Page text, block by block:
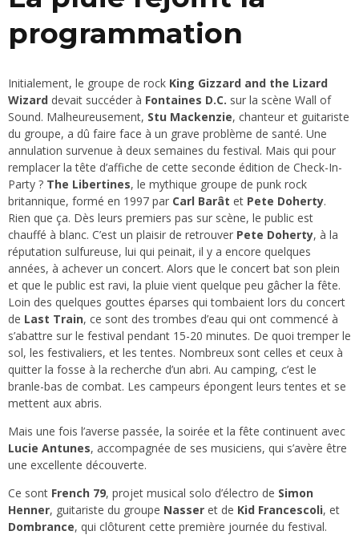
programmation
Initialement, le groupe de rock King Gizzard and the Lizard
Wizard devait succéder à Fontaines D.C. sur la scène Wall of
Sound. Malheureusement, Stu Mackenzie, chanteur et guitariste
du groupe, a dû faire face à un grave problème de santé. Une
annulation survenue à deux semaines du festival. Mais qui pour
remplacer la tête d’affiche de cette seconde édition de Check-In-
Party ? The Libertines, le mythique groupe de punk rock
britannique, formé en 1997 par Carl Barât et Pete Doherty.
Rien que ça. Dès leurs premiers pas sur scène, le public est
chauffé à blanc. C’est un plaisir de retrouver Pete Doherty, à la
réputation sulfureuse, lui qui peinait, il y a encore quelques
années, à achever un concert. Alors que le concert bat son plein
et que le public est ravi, la pluie vient quelque peu gâcher la fête.
Loin des quelques gouttes éparses qui tombaient lors du concert
de Last Train, ce sont des trombes d’eau qui ont commencé à
s’abattre sur le festival pendant 15-20 minutes. De quoi tremper le
sol, les festivaliers, et les tentes. Nombreux sont celles et ceux à
quitter la fosse à la recherche d’un abri. Au camping, c’est le
branle-bas de combat. Les campeurs épongent leurs tentes et se
mettent aux abris.
Mais une fois l’averse passée, la soirée et la fête continuent avec
Lucie Antunes, accompagnée de ses musiciens, qui s’avère être
une excellente découverte.
Ce sont French 79, projet musical solo d’électro de Simon
Henner, guitariste du groupe Nasser et de Kid Francescoli, et
Dombrance, qui clôturent cette première journée du festival.